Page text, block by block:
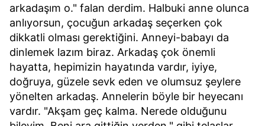
arkadaşım o." falan derdim. Halbuki anne olunca
anlıyorsun, çocuğun arkadaş seçerken çok
dikkatli olması gerektiğini. Anneyi-babayı da
dinlemek lazım biraz. Arkadaş çok önemli
hayatta, hepimizin hayatında vardır, iyiye,
doğruya, güzele sevk eden ve olumsuz şeylere
yönelten arkadaş. Annelerin böyle bir heyecanı
vardır. "Akşam geç kalma. Nerede olduğunu